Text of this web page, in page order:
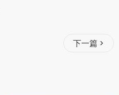
下一篇